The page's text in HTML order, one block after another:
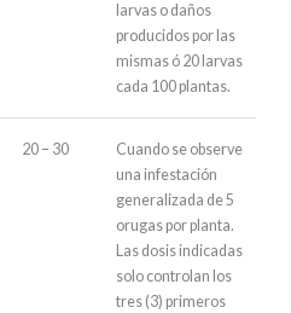
larvas o daños
producidos por las
mismas ó 20 larvas
cada 100 plantas.
20 – 30
Cuando se observe
una infestación
generalizada de 5
orugas por planta.
Las dosis indicadas
solo controlan los
tres (3) primeros